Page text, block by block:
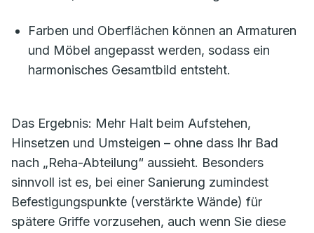
Farben und Oberflächen können an Armaturen
und Möbel angepasst werden, sodass ein
harmonisches Gesamtbild entsteht.
Das Ergebnis: Mehr Halt beim Aufstehen,
Hinsetzen und Umsteigen – ohne dass Ihr Bad
nach „Reha-Abteilung“ aussieht. Besonders
sinnvoll ist es, bei einer Sanierung zumindest
Befestigungspunkte (verstärkte Wände) für
spätere Griffe vorzusehen, auch wenn Sie diese